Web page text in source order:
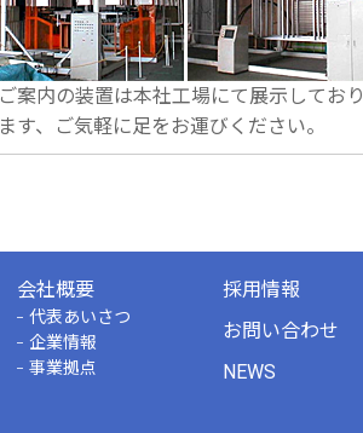
ご案内の装置は本社工場にて展示しており
ます、ご気軽に足をお運びください。
会社概要
代表あいさつ
企業情報
事業拠点
採用情報
お問い合わせ
NEWS